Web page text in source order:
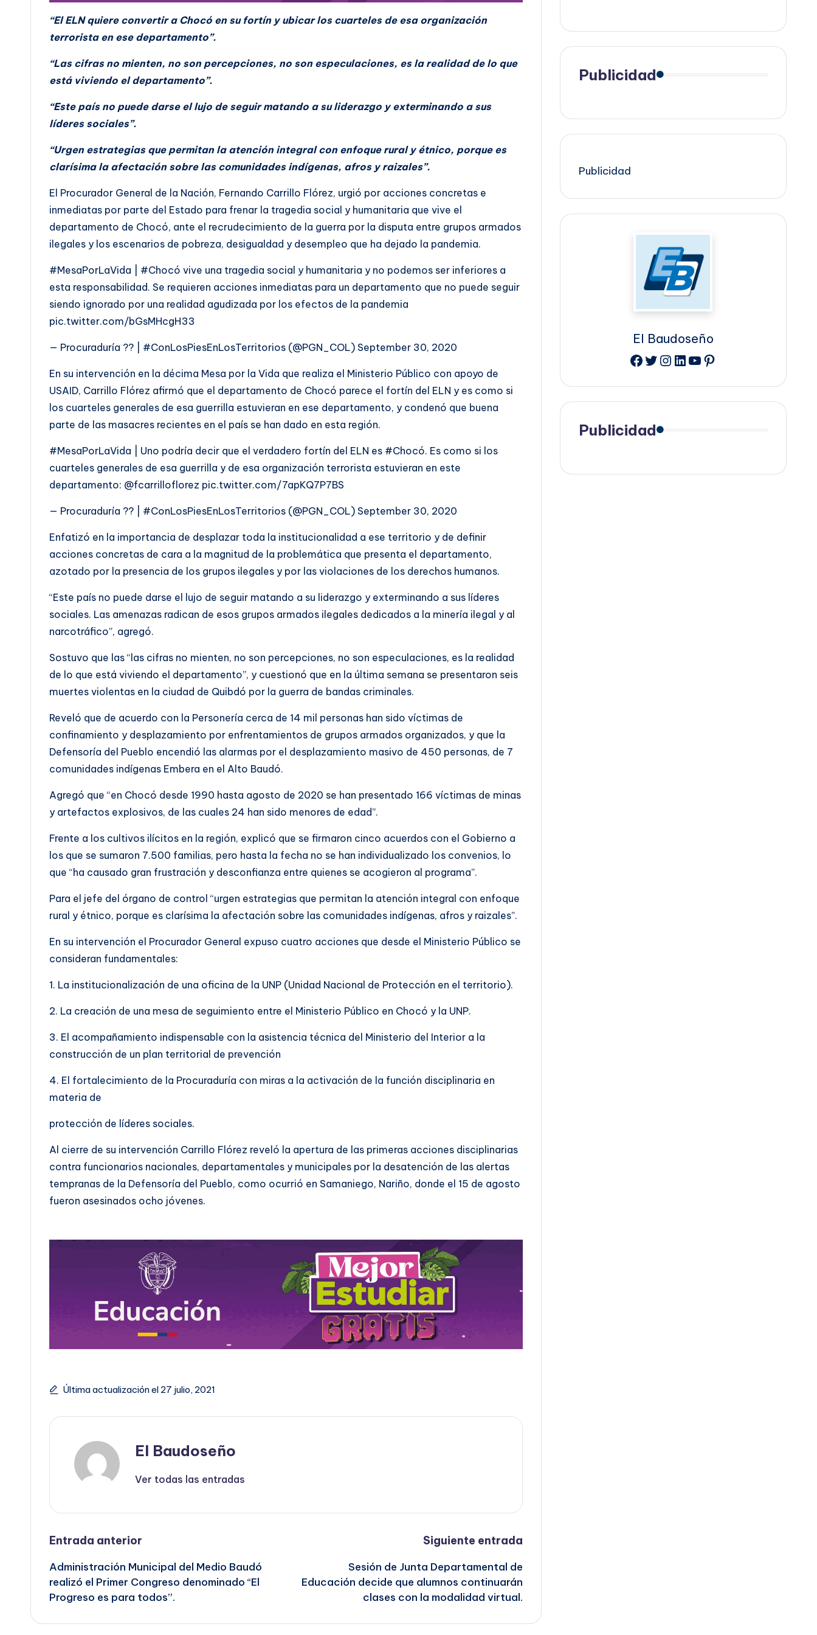
“El ELN quiere convertir a Chocó en su fortín y ubicar los cuarteles de esa organización
terrorista en ese departamento”.
“Las cifras no mienten, no son percepciones, no son especulaciones, es la realidad de lo que
está viviendo el departamento”.
“Este país no puede darse el lujo de seguir matando a su liderazgo y exterminando a sus
líderes sociales”.
“Urgen estrategias que permitan la atención integral con enfoque rural y étnico, porque es
clarísima la afectación sobre las comunidades indígenas, afros y raizales”.
El Procurador General de la Nación, Fernando Carrillo Flórez, urgió por acciones concretas e
inmediatas por parte del Estado para frenar la tragedia social y humanitaria que vive el
departamento de Chocó, ante el recrudecimiento de la guerra por la disputa entre grupos armados
ilegales y los escenarios de pobreza, desigualdad y desempleo que ha dejado la pandemia.
#MesaPorLaVida | #Chocó vive una tragedia social y humanitaria y no podemos ser inferiores a
esta responsabilidad. Se requieren acciones inmediatas para un departamento que no puede seguir
siendo ignorado por una realidad agudizada por los efectos de la pandemia
pic.twitter.com/bGsMHcgH33
— Procuraduría ?? | #ConLosPiesEnLosTerritorios (@PGN_COL) September 30, 2020
En su intervención en la décima Mesa por la Vida que realiza el Ministerio Público con apoyo de
USAID, Carrillo Flórez afirmó que el departamento de Chocó parece el fortín del ELN y es como si
los cuarteles generales de esa guerrilla estuvieran en ese departamento, y condenó que buena
parte de las masacres recientes en el país se han dado en esta región.
#MesaPorLaVida | Uno podría decir que el verdadero fortín del ELN es #Chocó. Es como si los
cuarteles generales de esa guerrilla y de esa organización terrorista estuvieran en este
departamento: @fcarrilloflorez pic.twitter.com/7apKQ7P7BS
— Procuraduría ?? | #ConLosPiesEnLosTerritorios (@PGN_COL) September 30, 2020
Enfatizó en la importancia de desplazar toda la institucionalidad a ese territorio y de definir
acciones concretas de cara a la magnitud de la problemática que presenta el departamento,
azotado por la presencia de los grupos ilegales y por las violaciones de los derechos humanos.
“Este país no puede darse el lujo de seguir matando a su liderazgo y exterminando a sus líderes
sociales. Las amenazas radican de esos grupos armados ilegales dedicados a la minería ilegal y al
narcotráfico”, agregó.
Sostuvo que las “las cifras no mienten, no son percepciones, no son especulaciones, es la realidad
de lo que está viviendo el departamento”, y cuestionó que en la última semana se presentaron seis
muertes violentas en la ciudad de Quibdó por la guerra de bandas criminales.
Reveló que de acuerdo con la Personería cerca de 14 mil personas han sido víctimas de
confinamiento y desplazamiento por enfrentamientos de grupos armados organizados, y que la
Defensoría del Pueblo encendió las alarmas por el desplazamiento masivo de 450 personas, de 7
comunidades indígenas Embera en el Alto Baudó.
Agregó que “en Chocó desde 1990 hasta agosto de 2020 se han presentado 166 víctimas de minas
y artefactos explosivos, de las cuales 24 han sido menores de edad”.
Frente a los cultivos ilícitos en la región, explicó que se firmaron cinco acuerdos con el Gobierno a
los que se sumaron 7.500 familias, pero hasta la fecha no se han individualizado los convenios, lo
que “ha causado gran frustración y desconfianza entre quienes se acogieron al programa”.
Para el jefe del órgano de control “urgen estrategias que permitan la atención integral con enfoque
rural y étnico, porque es clarísima la afectación sobre las comunidades indígenas, afros y raizales”.
En su intervención el Procurador General expuso cuatro acciones que desde el Ministerio Público se
consideran fundamentales:
1. La institucionalización de una oficina de la UNP (Unidad Nacional de Protección en el territorio).
2. La creación de una mesa de seguimiento entre el Ministerio Público en Chocó y la UNP.
3. El acompañamiento indispensable con la asistencia técnica del Ministerio del Interior a la
construcción de un plan territorial de prevención
4. El fortalecimiento de la Procuraduría con miras a la activación de la función disciplinaria en
materia de
protección de líderes sociales.
Al cierre de su intervención Carrillo Flórez reveló la apertura de las primeras acciones disciplinarias
contra funcionarios nacionales, departamentales y municipales por la desatención de las alertas
tempranas de la Defensoría del Pueblo, como ocurrió en Samaniego, Nariño, donde el 15 de agosto
fueron asesinados ocho jóvenes.
Última actualización el 27 julio, 2021
El Baudoseño
Ver todas las entradas
Navegación
de
entradas
Entrada anterior
Administración Municipal del Medio Baudó
realizó el Primer Congreso denominado “El
Progreso es para todos”.
Siguiente entrada
Sesión de Junta Departamental de
Educación decide que alumnos continuarán
clases con la modalidad virtual.
Publicidad
Publicidad
El Baudoseño
Facebook
Twitter
Instagram
LinkedIn
YouTube
Pinterest
Publicidad